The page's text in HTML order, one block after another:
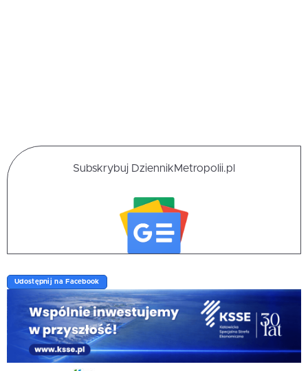
Subskrybuj DziennikMetropolii.pl
Udostępnij na Facebook